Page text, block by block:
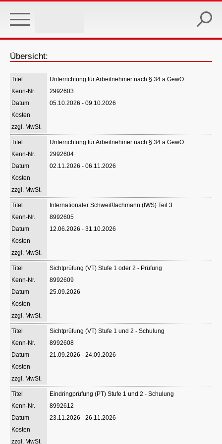
main
Übersicht:
Unterrichtung für Arbeitnehmer nach § 34 a GewO
2992603
05.10.2026 - 09.10.2026
Unterrichtung für Arbeitnehmer nach § 34 a GewO
2992604
02.11.2026 - 06.11.2026
Internationaler Schweißfachmann (IWS) Teil 3
8992605
12.06.2026 - 31.10.2026
Sichtprüfung (VT) Stufe 1 oder 2 - Prüfung
8992609
25.09.2026
Sichtprüfung (VT) Stufe 1 und 2 - Schulung
8992608
21.09.2026 - 24.09.2026
Eindringprüfung (PT) Stufe 1 und 2 - Schulung
8992612
23.11.2026 - 26.11.2026